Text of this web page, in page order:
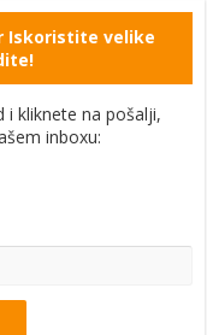
Iskoristite velike
i kliknete na pošalji,
inboxu: